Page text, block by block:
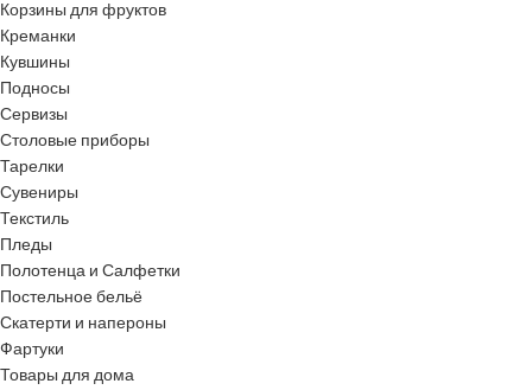
Корзины для фруктов
Креманки
Кувшины
Подносы
Сервизы
Столовые приборы
Тарелки
Сувениры
Текстиль
Пледы
Полотенца и Салфетки
Постельное бельё
Скатерти и напероны
Фартуки
Товары для дома